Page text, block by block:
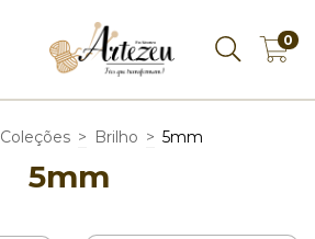
0
Coleções > Brilho > 5mm
5mm